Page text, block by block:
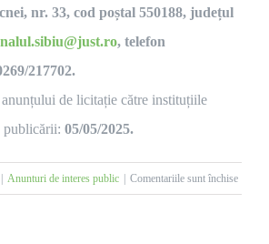
nr. 33, cod poștal 550188, județul
, telefon
217702.
de licitație către instituțiile
publicării: 05/05/2025.
Anunturi de interes public Comentariile sunt închisepentru